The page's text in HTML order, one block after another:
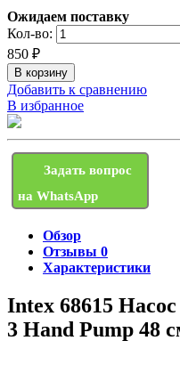
Ожидаем поставку
Кол-во:
850 ₽
Добавить к сравнению
В избранное
Задать вопрос
на WhatsApp
Обзор
Отзывы 0
Характеристики
Intex 68615
3 Hand Pump 48